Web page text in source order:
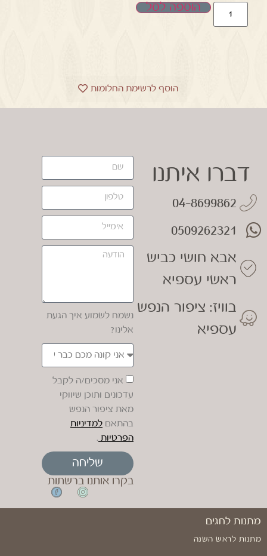
הוספה לסל
הוסף לרשימת החלומות
דברו איתנו
04-8699862
0509262321
אבא חושי כביש
ראשי עספיא
בוויז: ציפור הנפש
עספיא
נשמח לשמוע איך הגעת
אלינו?
אני מסכים/ה לקבל
עדכונים ותוכן שיווקי
מאת ציפור הנפש
בהתאם למדיניות
הפרטיות .
שליחה
בקרו אותנו ברשתות
מתנות לחגים
מתנות לראש השנה